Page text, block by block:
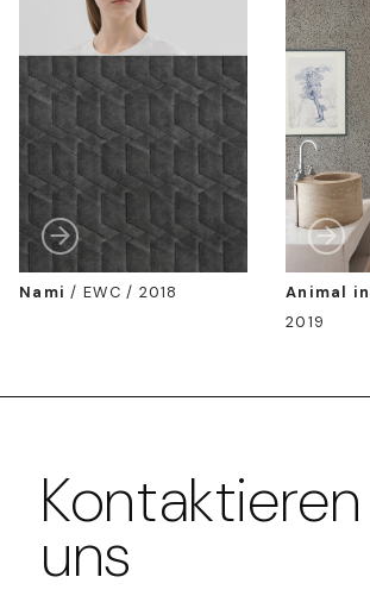
Nami / EWC / 2018 Animal
2019
uns